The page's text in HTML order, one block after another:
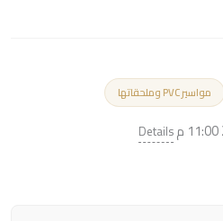
مواسير PVC وملحقاتها
Details